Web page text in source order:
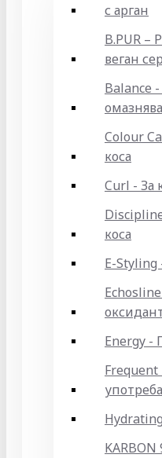
с арган
B.PUR –
веган
Balance
Colour
коса
Curl - За
коса
E-Styling
Energy -
употреба
KARBON